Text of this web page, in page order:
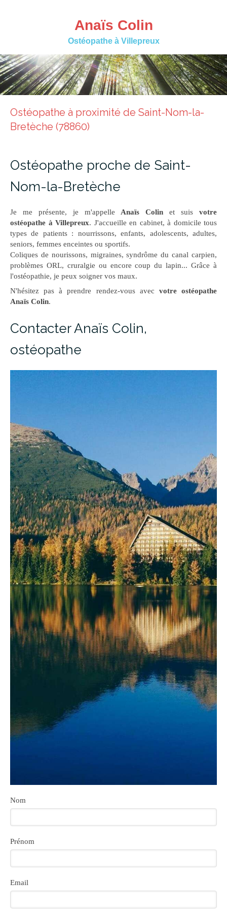
Anaïs Colin
Ostéopathe à Villepreux
Ostéopathe à proximité de Saint-Nom-la-
Bretèche (78860)
Ostéopathe proche de Saint-
Nom-la-Bretèche
Je me présente, je m'appelle Anaïs Colin et suisvotre
ostéopathe à Villepreux. J'accueille en cabinet, à domicile tous
types de patients : nourrissons, enfants, adolescents, adultes,
seniors, femmes enceintes ou sportifs.
Coliques de nourissons, migraines, syndrôme du canal carpien,
problèmes ORL, cruralgie ou encore coup du lapin... Grâce à
l'ostéopathie, je peux soigner vos maux.
N'hésitez pas à prendre rendez-vous avec votre ostéopathe
Anaïs Colin.
Contacter Anaïs Colin,
ostéopathe
Nom
Prénom
Email